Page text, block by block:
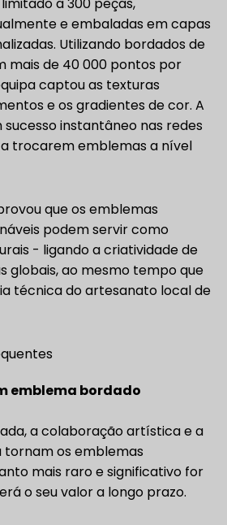
a 300 peças,
e embaladas em capas
Utilizando bordados de
mais de 40 000 pontos por
captou as texturas
e os gradientes de cor. A
instantâneo nas redes
a trocarem emblemas a nível
que os emblemas
podem servir como
- ligando a criatividade de
globais, ao mesmo tempo que
técnica do artesanato local de
emblema bordado
a colaboração artística e a
os emblemas
mais raro e significativo for
o seu valor a longo prazo.